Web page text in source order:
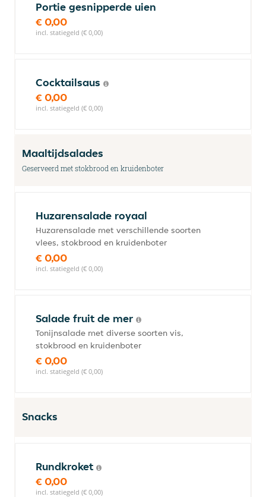
Portie gesnipperde uien
€ 0,00
incl. statiegeld (€ 0,00)
Cocktailsaus
€ 0,00
incl. statiegeld (€ 0,00)
Maaltijdsalades
Geserveerd met stokbrood en kruidenboter
Huzarensalade royaal
Huzarensalade met verschillende soorten
vlees, stokbrood en kruidenboter
€ 0,00
incl. statiegeld (€ 0,00)
Salade fruit de mer
Tonijnsalade met diverse soorten vis,
stokbrood en kruidenboter
€ 0,00
incl. statiegeld (€ 0,00)
Snacks
Rundkroket
€ 0,00
incl. statiegeld (€ 0,00)